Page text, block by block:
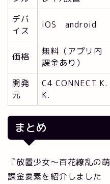
デバ
イス
iOS android
価格
無料（アプリ内
課金あり）
開発
元
C4 CONNECT K.
K.
まとめ
『放置少女～百花繚乱の
課金要素を紹介しました